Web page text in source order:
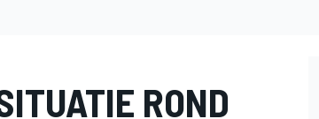
ROND